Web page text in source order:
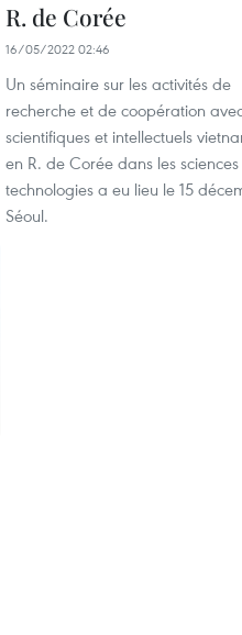
R. de Corée
16/05/2022 02:46
Un séminaire sur les activités de
recherche et de coopération
scientifiques et intellectuels
en R. de Corée dans les
technologies a eu lieu le 15
Séoul.